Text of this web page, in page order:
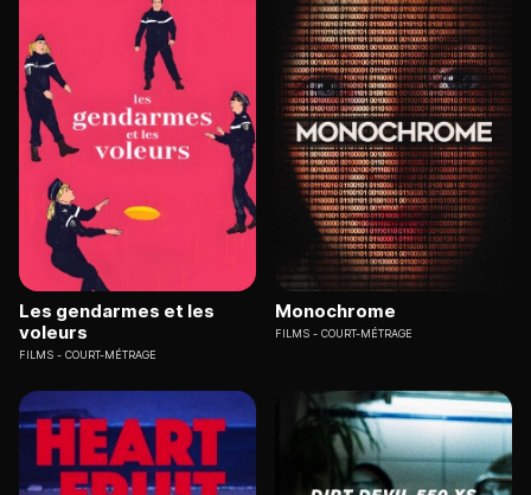
Les gendarmes et les
voleurs
FILMS COURT-MÉTRAGE
Monochrome
FILMS COURT-MÉTRAGE